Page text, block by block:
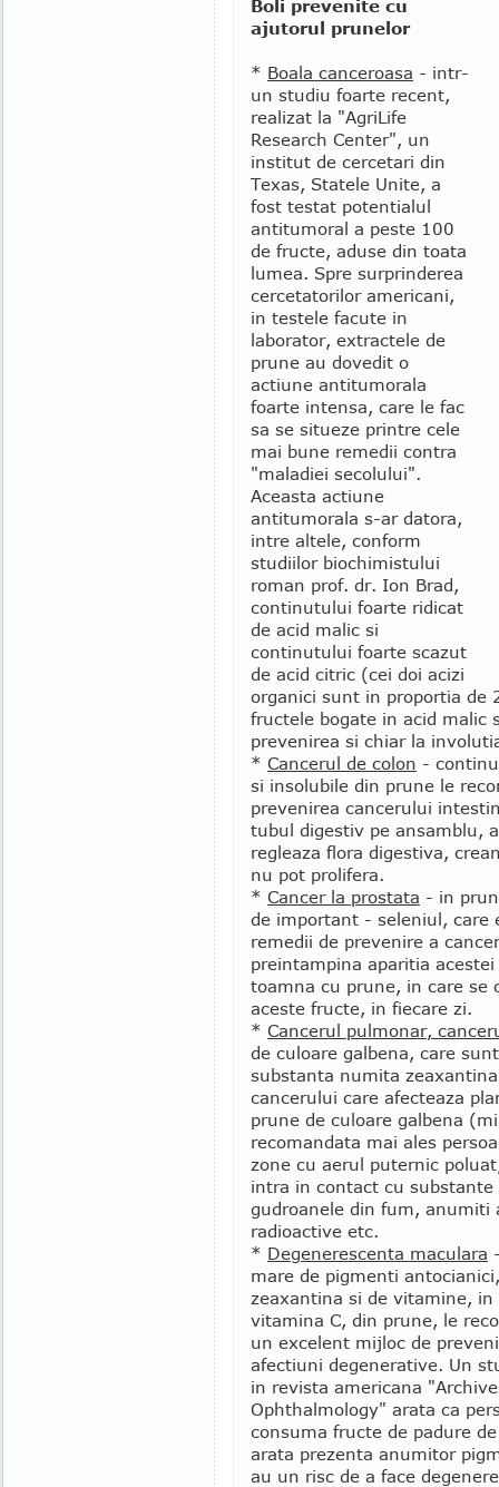
Boli prevenite cu
ajutorul prunelor
* Boala canceroasa - intr-
un studiu foarte recent,
realizat la "AgriLife
Research Center", un
institut de cercetari din
Texas, Statele Unite, a
fost testat potentialul
antitumoral a peste 100
de fructe, aduse din toata
lumea. Spre surprinderea
cercetatorilor americani,
in testele facute in
laborator, extractele de
prune au dovedit o
actiune antitumorala
foarte intensa, care le fac
sa se situeze printre cele
mai bune remedii contra
"maladiei secolului".
Aceasta actiune
antitumorala s-ar datora,
intre altele, conform
studiilor biochimistului
roman prof. dr. Ion Brad,
continutului foarte ridicat
de acid malic si
continutului foarte scazut
de acid citric (cei doi acizi
organici sunt in proportia de
fructele bogate in acid malic
prevenirea si chiar la
* Cancerul de colon -
si insolubile din prune le
prevenirea cancerului
tubul digestiv pe ansamblu,
regleaza flora digestiva,
nu pot prolifera.
* Cancer la prostata - in
de important - seleniul, care
remedii de prevenire a
preintampina aparitia
toamna cu prune, in care se
aceste fructe, in fiecare zi.
* Cancerul pulmonar,
de culoare galbena, care
substanta numita
cancerului care afecteaza
prune de culoare galbena
recomandata mai ales
zone cu aerul puternic
intra in contact cu
gudroanele din fum,
radioactive etc.
* Degenerescenta maculara
mare de pigmenti
zeaxantina si de vitamine, in
vitamina C, din prune, le
un excelent mijloc de
afectiuni degenerative. Un
in revista americana
Ophthalmology" arata ca
consuma fructe de padure
arata prezenta anumitor
au un risc de a face